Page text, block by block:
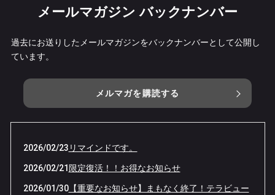
メールマガジン バックナンバー
過去にお送りしたメールマガジンをバックナンバーとして公開し
ています。
メルマガを購読する
2026/02/23 リマインドです。
2026/02/21 限定復活！！お得なお知らせ
2026/01/30【重要なお知らせ】まもなく終了！テラビュー